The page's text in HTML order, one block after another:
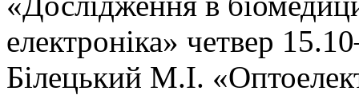
електроніка» четвер
Білецький М.І.